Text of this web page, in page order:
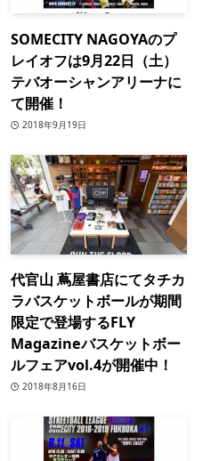
SOMECITY NAGOYAのプ
レイオフは9月22日（土）
テバオーシャンアリーナに
て開催！
2018年9月19日
代官山 蔦屋書店にてタチカ
ラバスケットボールが期間
限定で登場するFLY
Magazineバスケットボー
ルフェアvol.4が開催中！
2018年8月16日